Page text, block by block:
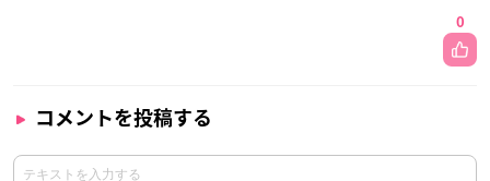
0
コメントを投稿する